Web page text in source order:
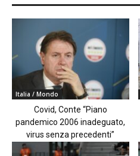
Italia / Mondo
Covid, Conte “Piano
pandemico 2006 inadeguato,
virus senza precedenti”